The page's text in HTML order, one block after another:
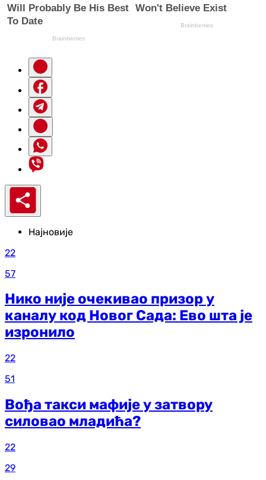
Најновије
22
57
Нико није очекивао призор у
каналу код Новог Сада: Ево шта је
изронило
22
51
Вођа такси мафије у затвору
силовао младића?
22
29